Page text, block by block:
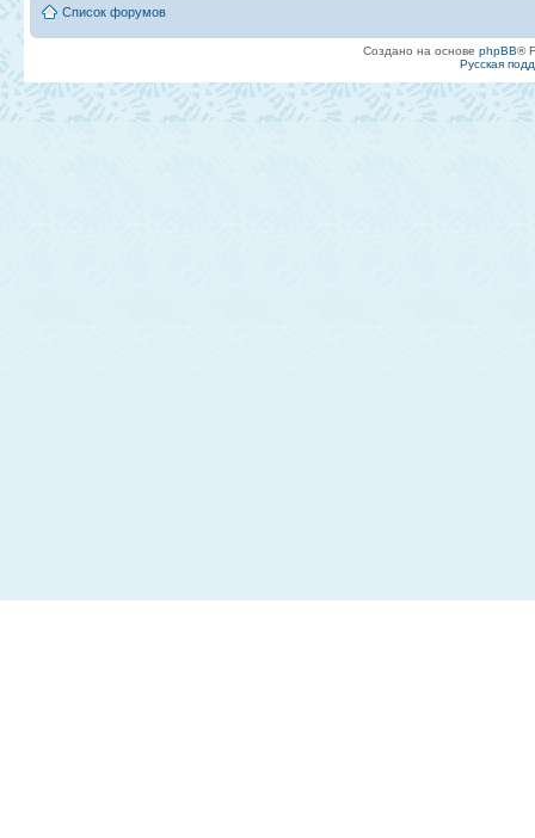
Список форумов
Создано на основе phpBB®
Русская